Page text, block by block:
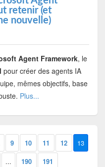
retenir (et
nouvelle)
Agent Framework, le
pour créer des agents IA
mêmes objectifs, base
Plus...
9 10 11 12
13
... 190
191